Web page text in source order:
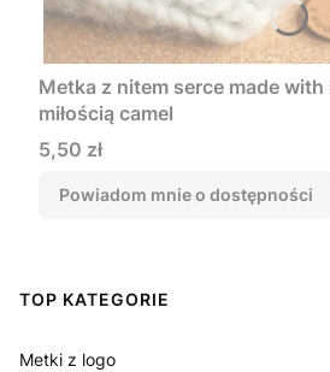
Metka z nitem serce made
miłością camel
Cena
5,50 zł
Powiadom mnie o dostępności
Linki w stopce
TOP KATEGORIE
Metki z logo